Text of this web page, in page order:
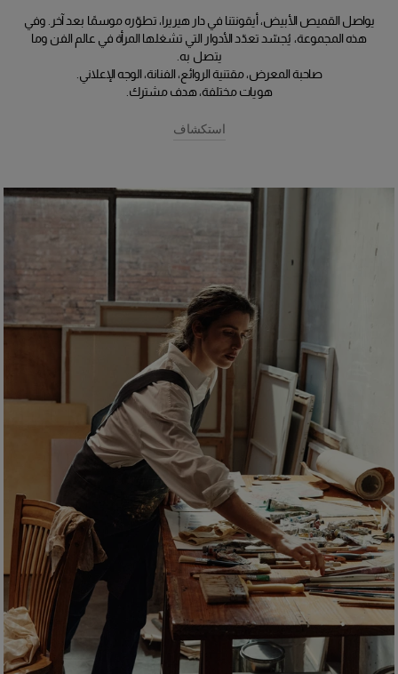
يواصل القميص الأبيض، أيقونتنا في دار هيريرا، تطوّره موسمًا بعد آخر. وفي
هذه المجموعة، يُجسّد تعدّد الأدوار التي تشغلها المرأة في عالم الفن وما
يتصل به.
صاحبة المعرض، مقتنية الروائع، الفنانة، الوجه الإعلاني.
هويات مختلفة، هدف مشترك.
استكشاف